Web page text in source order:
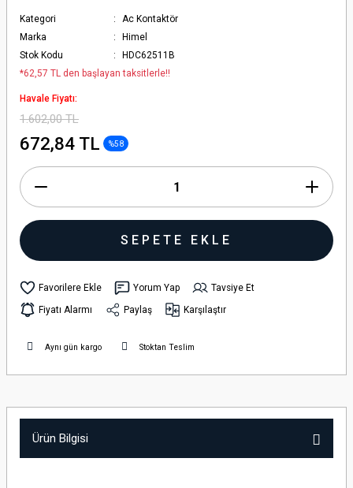
Kategori
Ac Kontaktör
Marka
Himel
Stok Kodu
HDC62511B
*62,57 TL den başlayan taksitlerle!!
Havale Fiyatı:
1.602,00 TL
672,84 TL %58
SEPETE EKLE
Yorum Yap
Tavsiye Et
Fiyatı Alarmı
Paylaş Karşılaştır
Aynı gün kargo Stoktan Teslim
Ürün Bilgisi